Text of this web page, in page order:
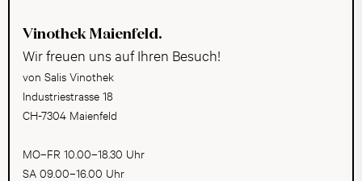
Vinothek Maienfeld.
Wir freuen uns auf Ihren Besuch!
von Salis Vinothek
Industriestrasse 18
CH-7304 Maienfeld
MO–FR 10.00–18.30 Uhr
SA 09.00–16.00 Uhr